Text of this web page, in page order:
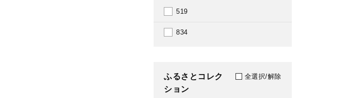
519
834
ふるさとコレク
ション
全選択/解除